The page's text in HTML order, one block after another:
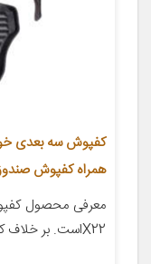
همراه کفپوش
معرفی محصول
X22است. بر خلاف کفپوش های 3 بعدی موجود در بازار […]